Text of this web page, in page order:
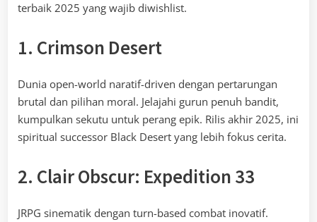
terbaik 2025 yang wajib diwishlist.
1. Crimson Desert
Dunia open-world naratif-driven dengan pertarungan
brutal dan pilihan moral. Jelajahi gurun penuh bandit,
kumpulkan sekutu untuk perang epik. Rilis akhir 2025, ini
spiritual successor Black Desert yang lebih fokus cerita.
2. Clair Obscur: Expedition 33
JRPG sinematik dengan turn-based combat inovatif.